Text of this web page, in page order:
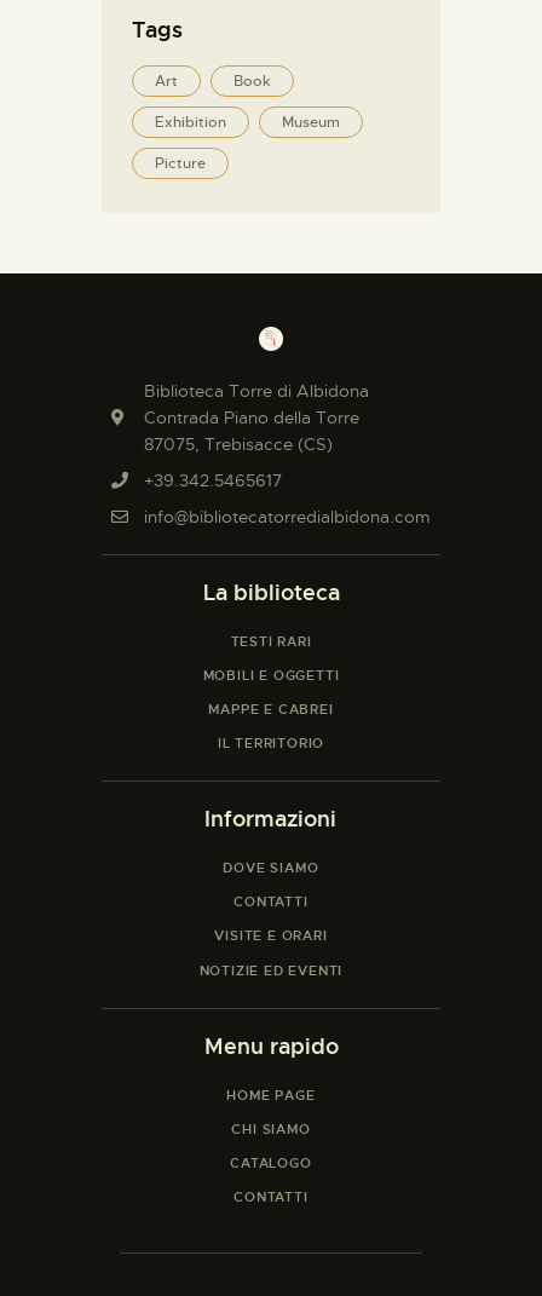
Tags
Art Book
Exhibition Museum
Picture
Biblioteca Torre di Albidona
Contrada Piano della Torre
87075, Trebisacce (CS)
+39.342.5465617
info@bibliotecatorredialbidona.com
La biblioteca
TESTI RARI
MOBILI E OGGETTI
MAPPE E CABREI
IL TERRITORIO
Informazioni
DOVE SIAMO
CONTATTI
VISITE E ORARI
NOTIZIE ED EVENTI
Menu rapido
HOME PAGE
CHI SIAMO
CATALOGO
CONTATTI